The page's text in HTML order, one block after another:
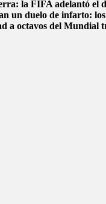
la FIFA adelantó el
un duelo de infarto: los
a octavos del Mundial